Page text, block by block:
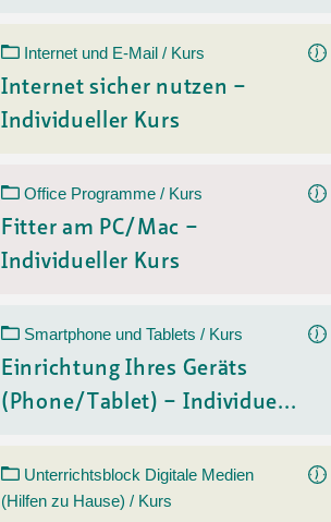
Internet und E-Mail / Kurs
Internet sicher nutzen –
Individueller Kurs
Office Programme / Kurs
Fitter am PC/Mac –
Individueller Kurs
Smartphone und Tablets / Kurs
Einrichtung Ihres Geräts
(Phone/Tablet) – Individue...
Unterrichtsblock Digitale Medien
(Hilfen zu Hause) / Kurs